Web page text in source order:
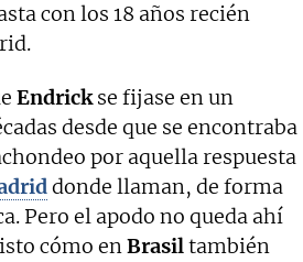
con los 18 años recién
Endrickse fijase en un
desde que se encontraba
por aquella respuesta
donde llaman, de forma
Pero el apodo no queda ahí
cómo enBrasiltambién